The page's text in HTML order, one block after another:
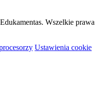
Wszelkie prawa
Ustawienia cookie